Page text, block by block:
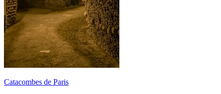
Catacombes de Paris